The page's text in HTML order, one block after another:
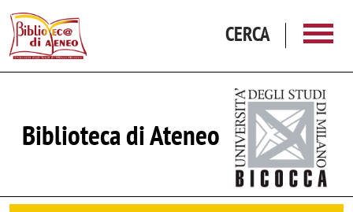
CERCA
Biblioteca di Ateneo